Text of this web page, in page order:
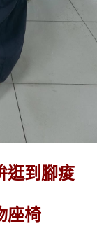
逛到腳痠
座椅